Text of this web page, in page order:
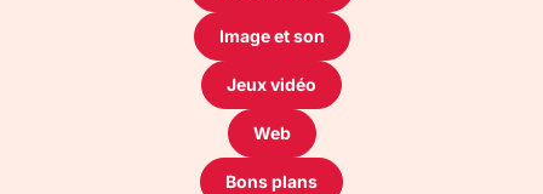
Image et son
Jeux vidéo
Web
Bons plans